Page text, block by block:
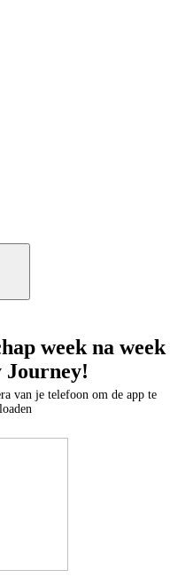
week na week
Journey!
van je telefoon om de app te